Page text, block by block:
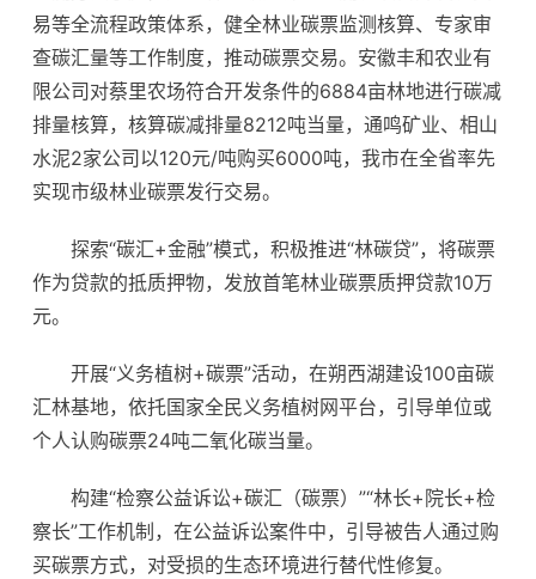
易等全流程政策体系，健全林业碳票监测核算、专家审
查碳汇量等工作制度，推动碳票交易。安徽丰和农业有
限公司对蔡里农场符合开发条件的6884亩林地进行碳减
排量核算，核算碳减排量8212吨当量，通鸣矿业、相山
水泥2家公司以120元/吨购买6000吨，我市在全省率先
实现市级林业碳票发行交易。
探索“碳汇+金融”模式，积极推进“林碳贷”，将碳票
作为贷款的抵质押物，发放首笔林业碳票质押贷款10万
元。
开展“义务植树+碳票”活动，在朔西湖建设100亩碳
汇林基地，依托国家全民义务植树网平台，引导单位或
个人认购碳票24吨二氧化碳当量。
构建“检察公益诉讼+碳汇（碳票）”“林长+院长+检
察长”工作机制，在公益诉讼案件中，引导被告人通过购
买碳票方式，对受损的生态环境进行替代性修复。